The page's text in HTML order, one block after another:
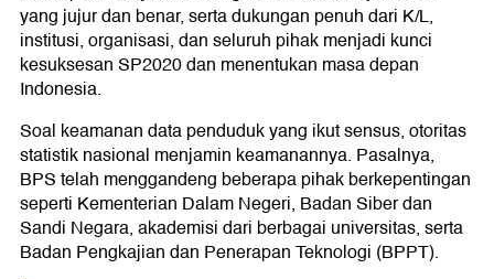
yang jujur dan benar, serta dukungan penuh dari K/L,
institusi, organisasi, dan seluruh pihak menjadi kunci
kesuksesan SP2020 dan menentukan masa depan
Indonesia.
Soal keamanan data penduduk yang ikut sensus, otoritas
statistik nasional menjamin keamanannya. Pasalnya,
BPS telah menggandeng beberapa pihak berkepentingan
seperti Kementerian Dalam Negeri, Badan Siber dan
Sandi Negara, akademisi dari berbagai universitas, serta
Badan Pengkajian dan Penerapan Teknologi (BPPT).